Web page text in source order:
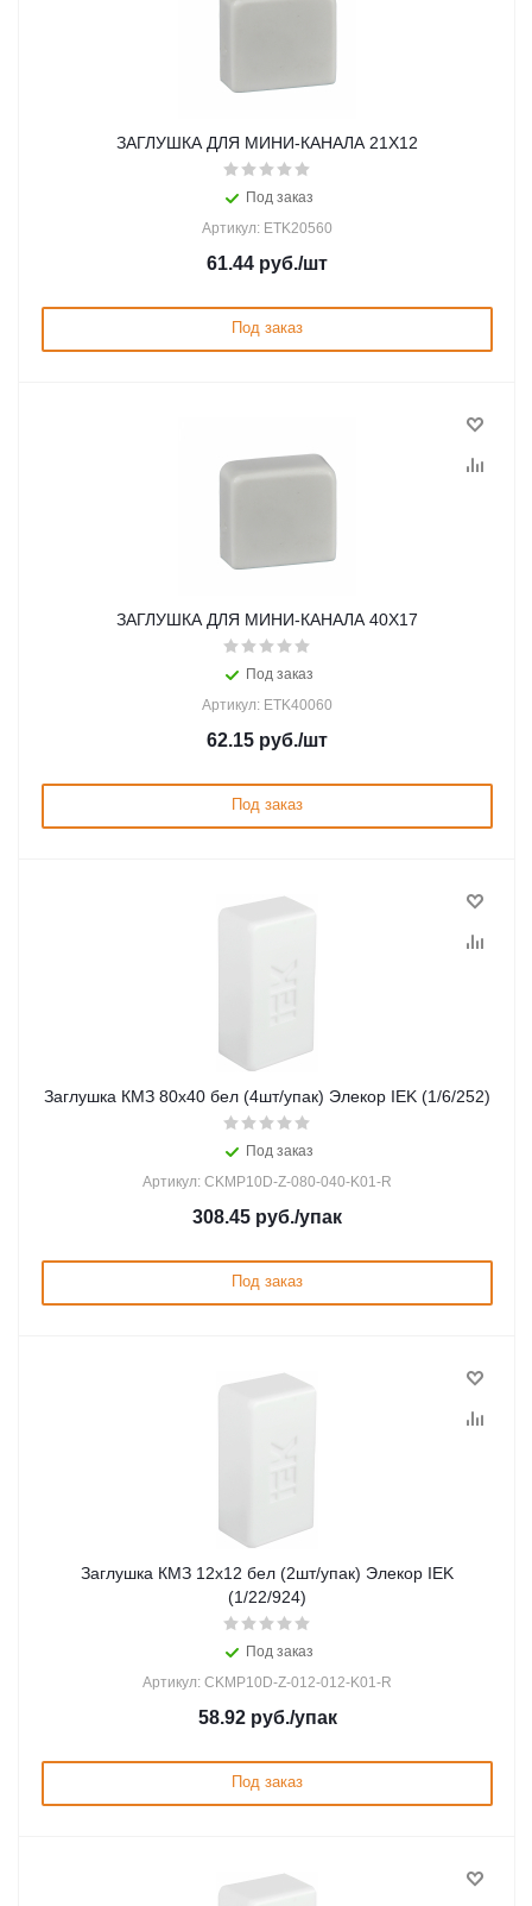
ЗАГЛУШКА ДЛЯ МИНИ-КАНАЛА 21Х12
Под заказ
Артикул: ETK20560
61.44 руб./шт
Под заказ
ЗАГЛУШКА ДЛЯ МИНИ-КАНАЛА 40Х17
Под заказ
Артикул: ETK40060
62.15 руб./шт
Под заказ
Заглушка КМЗ 80х40 бел (4шт/упак) Элекор IEK (1/6/252)
Под заказ
Артикул: CKMP10D-Z-080-040-K01-R
308.45 руб./упак
Под заказ
Заглушка КМЗ 12х12 бел (2шт/упак) Элекор IEK
(1/22/924)
Под заказ
Артикул: CKMP10D-Z-012-012-K01-R
58.92руб./упак
Под заказ